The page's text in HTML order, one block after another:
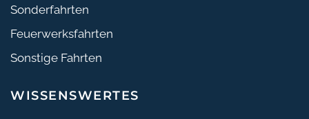
Sonderfahrten
Feuerwerksfahrten
Sonstige Fahrten
WISSENSWERTES